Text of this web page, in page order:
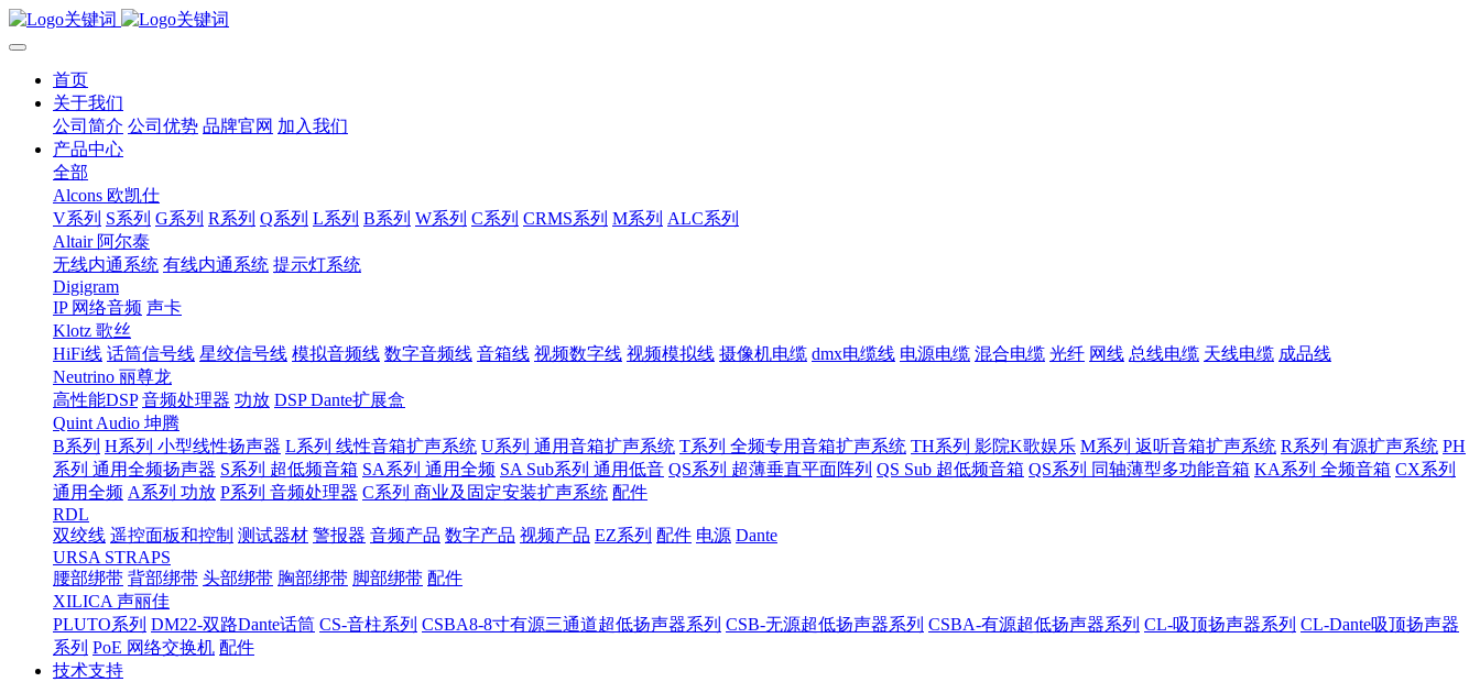
首页
关于我们
公司简介 公司优势 品牌官网 加入我们
产品中心
全部
Alcons 欧凯仕
V系列 S系列 G系列 R系列 Q系列 L系列 B系列 W系列 C系列 CRMS系列 M系列 ALC系列
Altair 阿尔泰
无线内通系统 有线内通系统 提示灯系统
Digigram
IP 网络音频 声卡
Klotz 歌丝
HiFi线 话筒信号线 星绞信号线 模拟音频线 数字音频线 音箱线 视频数字线 视频模拟线 摄像机电缆 dmx电缆线 电源电缆 混合电缆 光纤 网线 总线电缆 天线电缆 成品线
Neutrino 丽尊龙
高性能DSP 音频处理器 功放 DSP Dante扩展盒
Quint Audio 坤腾
B系列 H系列 小型线性扬声器 L系列 线性音箱扩声系统 U系列 通用音箱扩声系统 T系列 全频专用音箱扩声系统 TH系列 影院K歌娱乐 M系列 返听音箱扩声系统 R系列 有源扩声系统 PH
系列 通用全频扬声器 S系列 超低频音箱 SA系列 通用全频 SA Sub系列 通用低音 QS系列 超薄垂直平面阵列 QS Sub 超低频音箱 QS系列 同轴薄型多功能音箱 KA系列 全频音箱 CX系列
通用全频 A系列 功放 P系列 音频处理器 C系列 商业及固定安装扩声系统 配件
RDL
双绞线 遥控面板和控制 测试器材 警报器 音频产品 数字产品 视频产品 EZ系列 配件 电源 Dante
URSA STRAPS
腰部绑带 背部绑带 头部绑带 胸部绑带 脚部绑带 配件
XILICA 声丽佳
PLUTO系列 DM22-双路Dante话筒 CS-音柱系列 CSBA8-8寸有源三通道超低扬声器系列 CSB-无源超低扬声器系列 CSBA-有源超低扬声器系列 CL-吸顶扬声器系列 CL-Dante吸顶扬声器
系列 PoE 网络交换机 配件
技术支持